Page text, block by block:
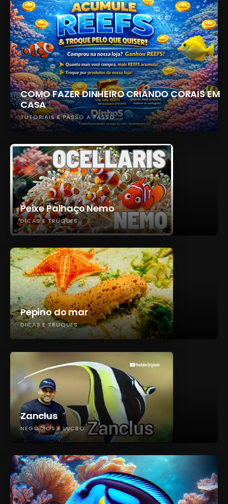
COMO FAZER DINHEIRO CRIANDO CORAIS EM
CASA
TUTORIAIS E PASSO A PASSO
Peixe Palhaço Nemo
DICAS E TRUQUES
Pepino do mar
DICAS E TRUQUES
Zanclus
NEGÓCIOS E LUCRO